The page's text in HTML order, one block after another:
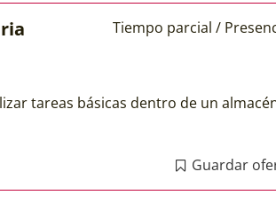
Tiempo parcial /
tareas básicas dentro de un
Guardar